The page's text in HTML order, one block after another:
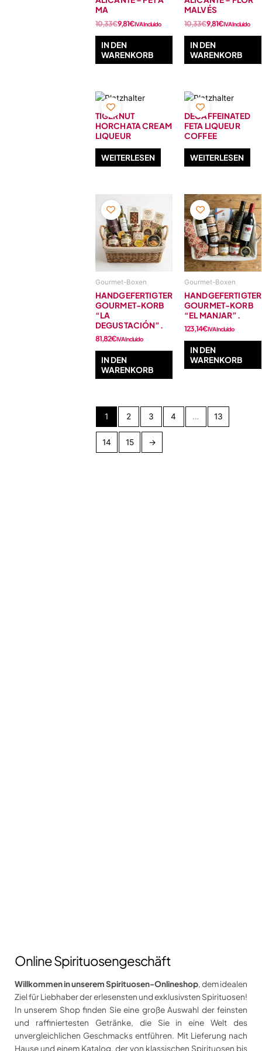
MA
10,33€9,81€IVA Incluido
IN DEN
WARENKORB
MALVÉS
10,33€9,81€IVA Incluido
IN DEN
WARENKORB
TIGERNUT
HORCHATA CREAM
LIQUEUR
WEITERLESEN
DECAFFEINATED
FETA LIQUEUR
COFFEE
WEITERLESEN
Gourmet-Boxen
HANDGEFERTIGTER
GOURMET-KORB
“LA
DEGUSTACIÓN”.
81,82€IVA Incluido
IN DEN
WARENKORB
Gourmet-Boxen
HANDGEFERTIGTER
GOURMET-KORB
“EL MANJAR”.
123,14€IVA Incluido
IN DEN
WARENKORB
1 2 3 4 … 13
14 15 →
Online Spirituosengeschäft
Willkommen in unserem Spirituosen-Onlineshop, dem idealen
Ziel für Liebhaber der erlesensten und exklusivsten Spirituosen!
In unserem Shop finden Sie eine große Auswahl der feinsten
und raffiniertesten Getränke, die Sie in eine Welt des
unvergleichlichen Geschmacks entführen. Mit Lieferung nach
Hause und einem Katalog, der von klassischen Spirituosen bis